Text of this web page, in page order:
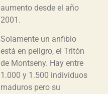
aumento desde el año
2001.
Solamente un anfibio
está en peligro, el Tritón
de Montseny. Hay entre
1.000 y 1.500 individuos
maduros pero su